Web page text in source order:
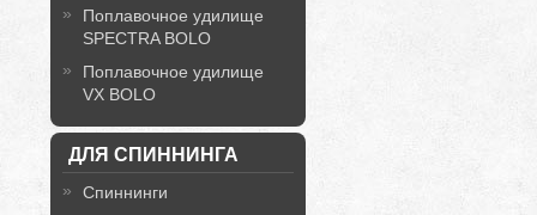
Поплавочное удилище
SPECTRA BOLO
Поплавочное удилище
VX BOLO
ДЛЯ СПИННИНГА
Спиннинги